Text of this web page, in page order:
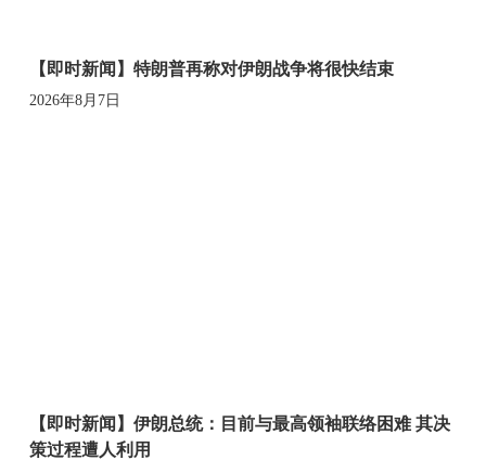
【即时新闻】特朗普再称对伊朗战争将很快结束
2026年8月7日
【即时新闻】伊朗总统：目前与最高领袖联络困难 其决
策过程遭人利用